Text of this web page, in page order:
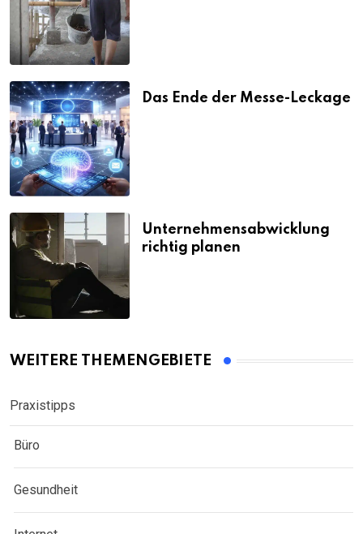
Das Ende der Messe-Leckage
Unternehmensabwicklung
richtig planen
WEITERE THEMENGEBIETE
Praxistipps
Büro
Gesundheit